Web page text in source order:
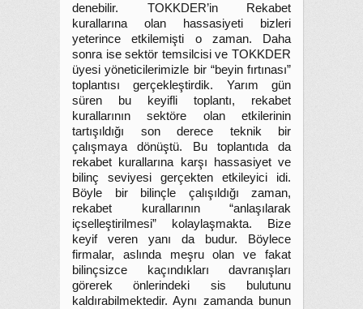
denebilir. TOKKDER’in Rekabet
kurallarına olan hassasiyeti bizleri
yeterince etkilemişti o zaman. Daha
sonra ise sektör temsilcisi ve TOKKDER
üyesi yöneticilerimizle bir “beyin fırtınası”
toplantısı gerçekleştirdik. Yarım gün
süren bu keyifli toplantı, rekabet
kurallarının sektöre olan etkilerinin
tartışıldığı son derece teknik bir
çalışmaya dönüştü. Bu toplantıda da
rekabet kurallarına karşı hassasiyet ve
bilinç seviyesi gerçekten etkileyici idi.
Böyle bir bilinçle çalışıldığı zaman,
rekabet kurallarının “anlaşılarak
içselleştirilmesi” kolaylaşmakta. Bize
keyif veren yanı da budur. Böylece
firmalar, aslında meşru olan ve fakat
bilinçsizce kaçındıkları davranışları
görerek önlerindeki sis bulutunu
kaldırabilmektedir. Aynı zamanda bunun